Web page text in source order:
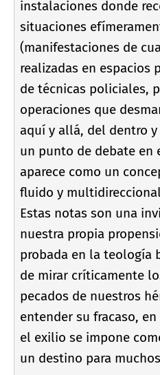
instalaciones donde
situaciones
(manifestaciones de
realizadas en espacios
de técnicas policiales,
operaciones que
aquí­ y allá, del dentro
un punto de debate en
aparece como un
fluido y
Estas notas son una
nuestra propia
probada en la teologí­a
de mirar crí­ticamente
pecados de nuestros
entender su fracaso,
el exilio se impone
un destino para